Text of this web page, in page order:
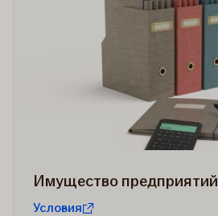
Имущество предприятий
Условия